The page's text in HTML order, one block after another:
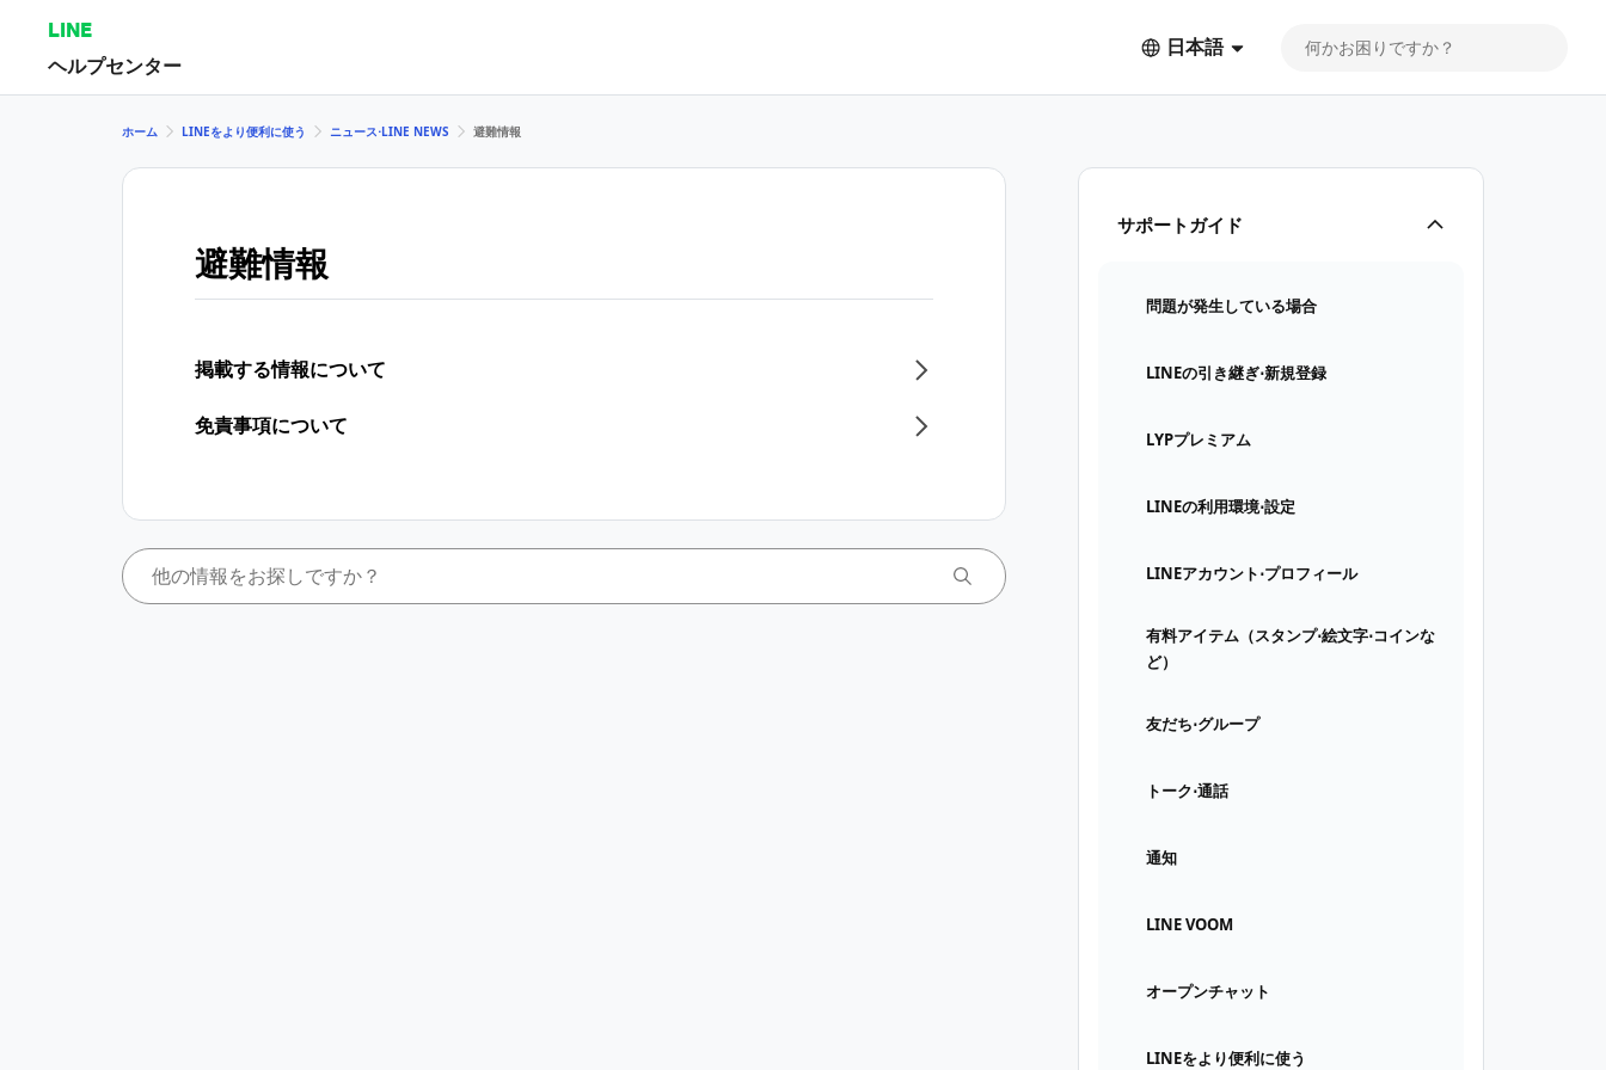
LINE
ヘルプセンター
日本語
サポートガイド
問題が発生している場合
LINEの引き継ぎ⋅新規登録
LYPプレミアム
LINEの利用環境⋅設定
LINEアカウント⋅プロフィール
有料アイテム（スタンプ⋅絵文字⋅コインな
ど）
友だち⋅グループ
トーク⋅通話
通知
LINE VOOM
オープンチャット
LINEをより便利に使う
ホーム LINEをより便利に使う ニュース⋅LINE NEWS 避難情報
避難情報
掲載する情報について
免責事項について